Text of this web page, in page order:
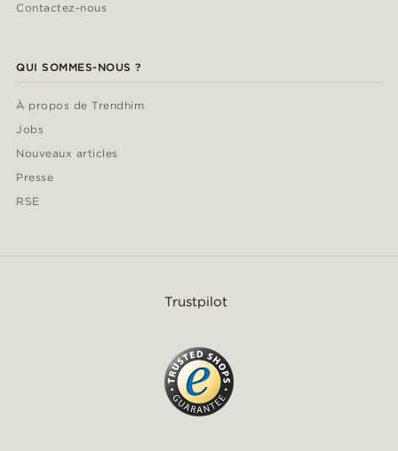
Contactez-nous
QUI SOMMES-NOUS ?
À propos de Trendhim
Jobs
Nouveaux articles
Presse
RSE
Trustpilot